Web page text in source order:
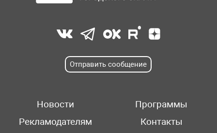
Отправить сообщение
Новости
Программы
Рекламодателям
Контакты